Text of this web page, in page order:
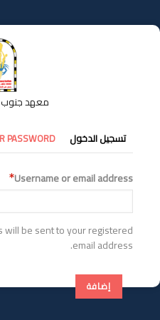
إلى
المحتوى
معهد جنوب
التبويبات
الأساسية
تسجيل الدخول PASSWORD
Username or email address
be sent to your registered
email address.